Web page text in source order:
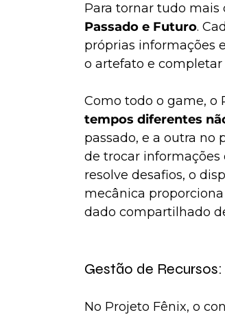
Para tornar tudo mais
Passado e Futuro.
próprias informações
o artefato e completar
Como todo o game, o
tempos diferentes
passado, e a outra no
de trocar
resolve desafios, o
mecânica
dado compartilhado
Gestão de
No Projeto Fênix, o